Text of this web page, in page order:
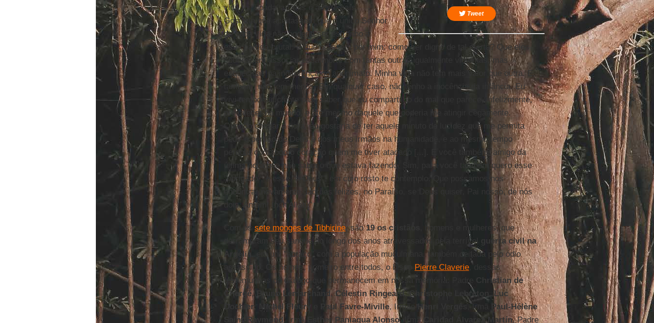
Tweet
vida foi ‘doada’ a Deus e a este país.
Gostaria que aceitassem que o único Senhor
de cada vida não poderia ser estranho a
essa partida brutal. E que orassem por mim: como ser digno de tal oferta? Que eles
soubessem associar essa morte com tantas outras igualmente violentas, mas
esquecidas na indiferença do anonimato. Minha vida não tem mais valor que outra. E,
também, não tem menos. Em qualquer caso, não tenho a inocência da infância. Eu
vivi tempo suficiente para saber que eu compartilho do mal que parece, infelizmente,
prevalecer no mundo, e até mesmo daquele que poderia me atingir cegamente.
Quando chegar a hora, eu gostaria de ter aquele minuto de lucidez que me permita
pedir o perdão de Deus e dos meus irmãos na humanidade, e ao mesmo tempo
perdoar com todo o coração quem me tiver atacado [...]. E você também, amigo da
última hora que não sabia o que estava fazendo. Sim, para você também quero esse
"obrigado", e esse "a-Deus", em cujo rosto te contemplo. Que possamos nos
encontrar novamente, ladrões felizes, no Paraíso, se Deus quiser, Pai nosso, de nós
dois. Amém! Inch'Allah."
Com os sete monges de Tibhirine, são19 os cristãos
, homens e mulheres, que
derramaram seu sangue ao longo dos anos atravessados pela terrível
guerra civil na
Argélia
, em um "abraço" com a população muçulmana, também ceifada pelo ódio
assassino. Os nomes, primeiro entre todos, o bispo
Pierre Claverie, dessas
testemunhas do diálogo que permanecem em nossa memória: Padre
Christian de
Chergé, Bruno Lemarchand,Célestin Ringeard, Christophe Lebreton
Luc
Dochier
Michel Fleury Paul Favre-Miville, Irmão Henri Vergès , Irmã
Paul-Hélène
Saint-Raymond, Irmã Esther Paniagua Alonso, Irmã Caridad Álvarez Martín, Padre